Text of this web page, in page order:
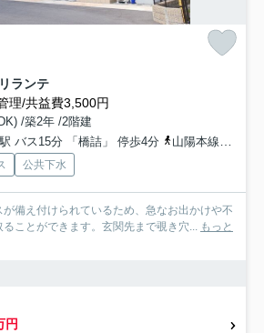
ランテ
理/共益費3,500円
/築2年 /2階建
バス15分 「橋詰」 停歩4分
山陽本線「安芸中野」駅 徒歩26分
公共下水
備え付けられているため、急なお出かけや不
ことができます。玄関先まで覗き穴... もっと
円